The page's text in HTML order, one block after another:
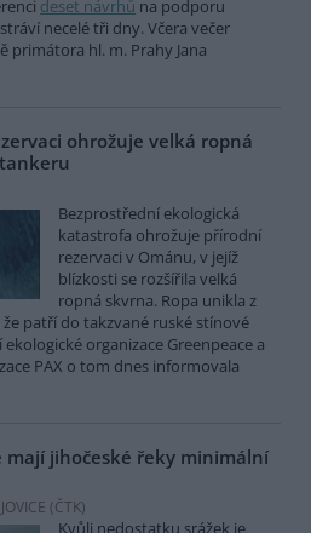
deset návrhů na podporu
necelé tři dny. Včera večer
primátora hl. m. Prahy Jana
ohrožuje velká ropná
Bezprostřední ekologická
katastrofa ohrožuje přírodní
rezervaci v Ománu, v jejíž
blízkosti se rozšířila velká
ropná skvrna. Ropa unikla z
patří do takzvané ruské stínové
organizace Greenpeace a
PAX o tom dnes informovala
jihočeské řeky minimální
(ČTK)
Kvůli nedostatku srážek je